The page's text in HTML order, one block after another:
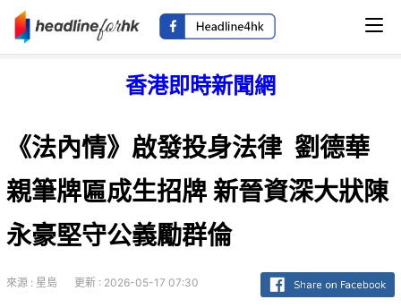
香港即時新聞網
《法內情》啟發投身法律 劉德華
親筆牌匾成生招牌 新晉資深大狀陳
永豪堅守公義勵群倫
來源 : 星島 更新 : 2026-05-17 07:30